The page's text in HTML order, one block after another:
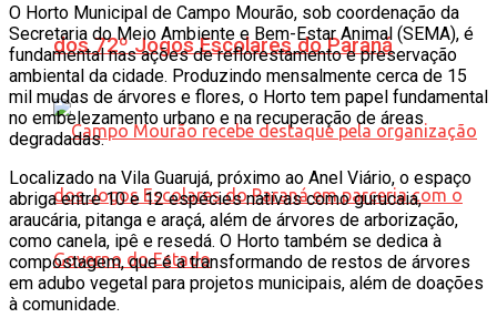
dos 72º Jogos Escolares do Paraná
O Horto Municipal de Campo Mourão, sob coordenação da
Secretaria do Meio Ambiente e Bem-Estar Animal (SEMA), é
fundamental nas ações de reflorestamento e preservação
ambiental da cidade. Produzindo mensalmente cerca de 15
mil mudas de árvores e flores, o Horto tem papel fundamental
no embelezamento urbano e na recuperação de áreas
degradadas.
Localizado na Vila Guarujá, próximo ao Anel Viário, o espaço
abriga entre 10 e 12 espécies nativas como gurucaia,
araucária, pitanga e araçá, além de árvores de arborização,
como canela, ipê e resedá. O Horto também se dedica à
compostagem, que é a transformando de restos de árvores
em adubo vegetal para projetos municipais, além de doações
à comunidade.